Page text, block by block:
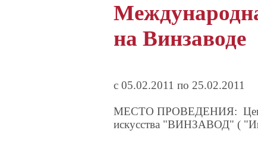
на Винзаводе
с 05.02.2011 по 25.02.2011
МЕСТО ПРОВЕДЕНИЯ:
искусства "ВИНЗАВОД" (